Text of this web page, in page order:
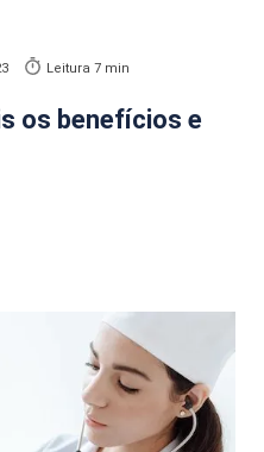
Leitura 7 min
os benefícios e